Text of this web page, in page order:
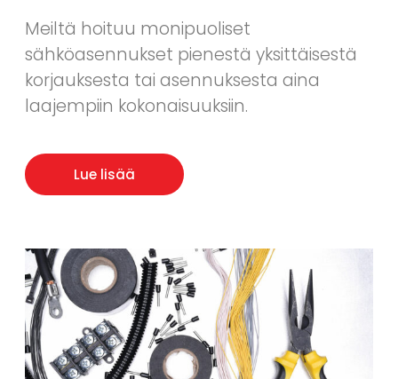
Meiltä hoituu monipuoliset
sähköasennukset pienestä yksittäisestä
korjauksesta tai asennuksesta aina
laajempiin kokonaisuuksiin.
Lue lisää